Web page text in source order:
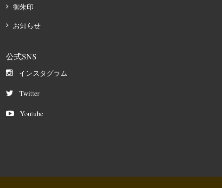
御朱印
お知らせ
公式SNS
インスタグラム
Twitter
Youtube